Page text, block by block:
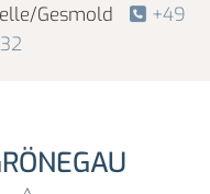
Gesmold
 +49